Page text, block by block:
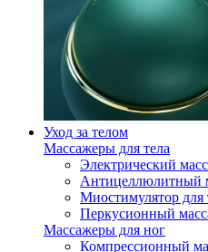
Уход за телом
Массажеры для тела
Электрический
Антицеллюлитный
Миостимулятор для
Перкусионный
Массажеры для ног
Компрессионный